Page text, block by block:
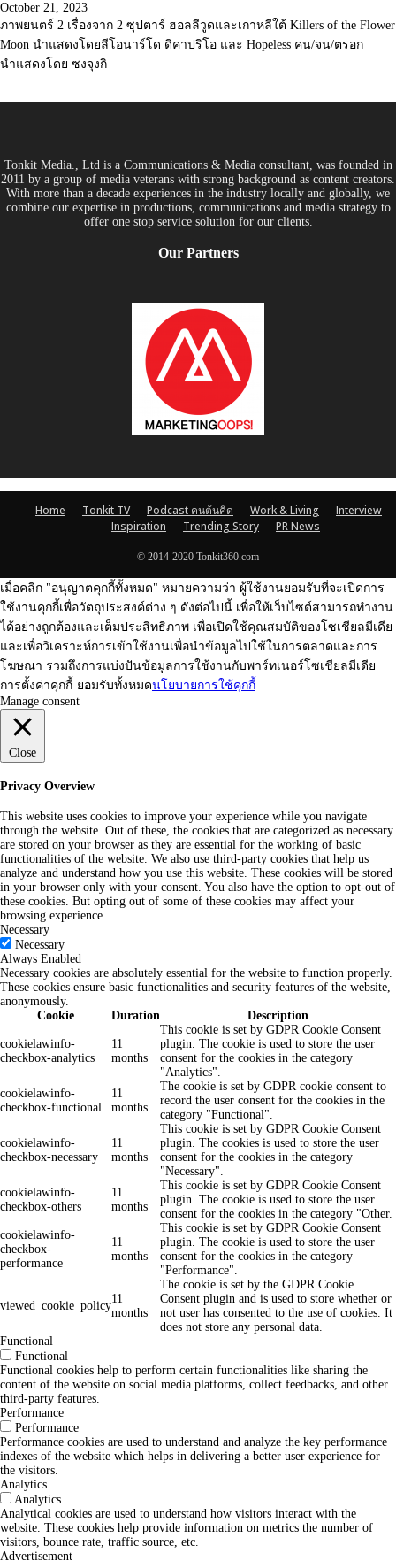
October 21, 2023
ภาพยนตร์ 2 เรื่องจาก 2 ซุปตาร์ ฮอลลีวูดและเกาหลีใต้ Killers of the Flower
Moon นำแสดงโดยลีโอนาร์โด ดิคาปริโอ และ Hopeless คน/จน/ตรอก
นำแสดงโดย ซงจุงกิ
Tonkit Media., Ltd is a Communications & Media consultant, was founded in
2011 by a group of media veterans with strong background as content creators.
With more than a decade experiences in the industry locally and globally, we
combine our expertise in productions, communications and media strategy to
offer one stop service solution for our clients.
Our Partners
Home Tonkit TV Podcast คนต้นคิด Work & Living
Interview
Inspiration
Trending Story PR News
© 2014-2020 Tonkit360.com
เมื่อคลิก "อนุญาตคุกกี้ทั้งหมด" หมายความว่า ผู้ใช้งานยอมรับที่จะเปิดการ
ใช้งานคุกกี้เพื่อวัตถุประสงค์ต่าง ๆ ดังต่อไปนี้ เพื่อให้เว็บไซต์สามารถทำงาน
ได้อย่างถูกต้องและเต็มประสิทธิภาพ เพื่อเปิดใช้คุณสมบัติของโซเชียลมีเดีย
และเพื่อวิเคราะห์การเข้าใช้งานเพื่อนำข้อมูลไปใช้ในการตลาดและการ
โฆษณา รวมถึงการแบ่งปันข้อมูลการใช้งานกับพาร์ทเนอร์โซเชียลมีเดีย
การตั้งค่าคุกกี้ ยอมรับทั้งหมดนโยบายการใช้คุกกี้
Manage consent
Close
Privacy Overview
This website uses cookies to improve your experience while you navigate
through the website. Out of these, the cookies that are categorized as necessary
are stored on your browser as they are essential for the working of basic
functionalities of the website. We also use third-party cookies that help us
analyze and understand how you use this website. These cookies will be stored
in your browser only with your consent. You also have the option to opt-out of
these cookies. But opting out of some of these cookies may affect your
browsing experience.
Necessary
Necessary
Always Enabled
Necessary cookies are absolutely essential for the website to function properly.
These cookies ensure basic functionalities and security features of the website,
anonymously.
Cookie
Duration Description
cookielawinfo-
checkbox-analytics
11
months
This cookie is set by GDPR Cookie Consent
plugin. The cookie is used to store the user
consent for the cookies in the category
"Analytics".
cookielawinfo-
checkbox-functional
11
months
The cookie is set by GDPR cookie consent to
record the user consent for the cookies in the
category "Functional".
cookielawinfo-
checkbox-necessary
11
months
This cookie is set by GDPR Cookie Consent
plugin. The cookies is used to store the user
consent for the cookies in the category
"Necessary".
cookielawinfo-
checkbox-others
11
months
This cookie is set by GDPR Cookie Consent
plugin. The cookie is used to store the user
consent for the cookies in the category "Other.
cookielawinfo-
checkbox-
performance
11
months
This cookie is set by GDPR Cookie Consent
plugin. The cookie is used to store the user
consent for the cookies in the category
"Performance".
viewed_cookie_policy
11
months
The cookie is set by the GDPR Cookie
Consent plugin and is used to store whether or
not user has consented to the use of cookies. It
does not store any personal data.
Functional
Functional
Functional cookies help to perform certain functionalities like sharing the
content of the website on social media platforms, collect feedbacks, and other
third-party features.
Performance
Performance
Performance cookies are used to understand and analyze the key performance
indexes of the website which helps in delivering a better user experience for
the visitors.
Analytics
Analytics
Analytical cookies are used to understand how visitors interact with the
website. These cookies help provide information on metrics the number of
visitors, bounce rate, traffic source, etc.
Advertisement